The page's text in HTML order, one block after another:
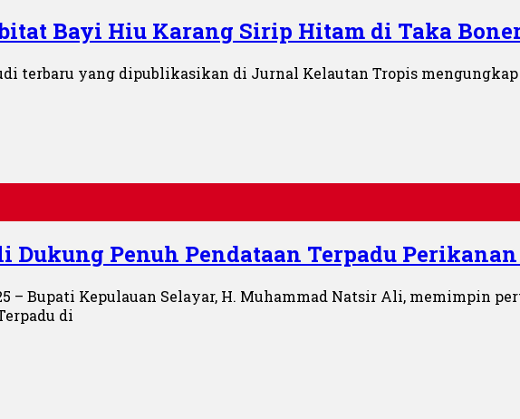
Bayi Hiu Karang Sirip Hitam di Taka
terbaru yang dipublikasikan di Jurnal Kelautan Tropis
Penuh Pendataan Terpadu
– Bupati Kepulauan Selayar, H. Muhammad Natsir Ali, memimpin
di